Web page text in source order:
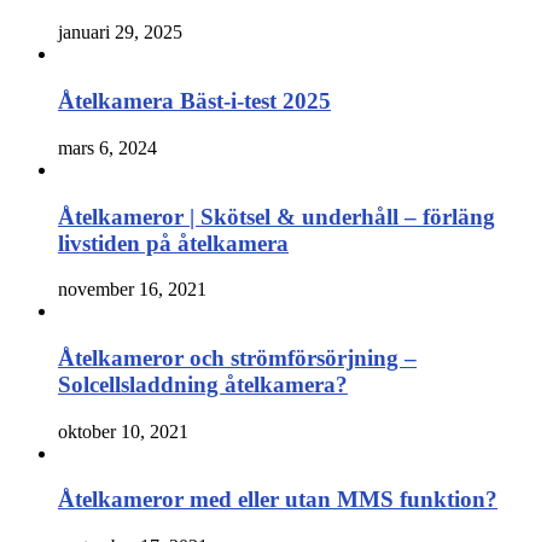
januari 29, 2025
Åtelkamera Bäst-i-test 2025
mars 6, 2024
Åtelkameror | Skötsel & underhåll – förläng
livstiden på åtelkamera
november 16, 2021
Åtelkameror och strömförsörjning –
Solcellsladdning åtelkamera?
oktober 10, 2021
Åtelkameror med eller utan MMS funktion?